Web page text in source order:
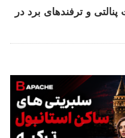
و ترفندهای برد در